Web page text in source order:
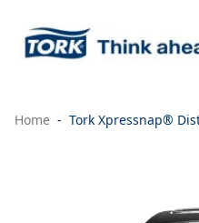
Home Tork Xpressnap®